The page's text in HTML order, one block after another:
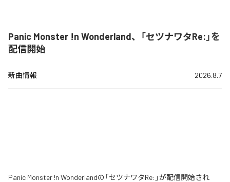
Panic Monster !n Wonderland、「セツナワタRe:」を
配信開始
新曲情報 2026.8.7
Panic Monster !n Wonderlandの「セツナワタRe:」が配信開始され